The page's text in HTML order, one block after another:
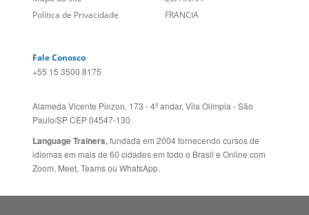
Mapa do site
ESPANHA
Fale Conosco
Alameda Vicente Pinzon, 173 - 4º andar, Vila Olímpia - São
Paulo/SP CEP 04547-130
Language Trainers, fundada em 2004 fornecendo cursos de
idiomas em mais de 60 cidades em todo o Brasil e Online com